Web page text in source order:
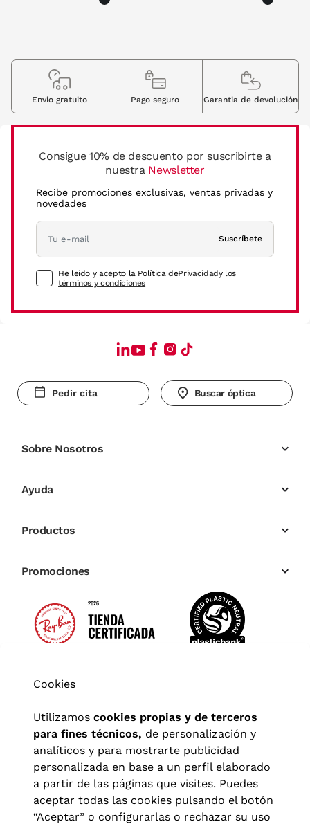
Consigue 10% de descuento por suscribirte a
nuestra Newsletter
Recibe promociones exclusivas, ventas privadas y
novedades
Suscríbete
He leído y acepto la Política dePrivacidady los
términos y condiciones
Envio gratuito Pago seguro Garantia de devolución
Pedir cita Buscar óptica
Sobre Nosotros
Ayuda
Productos
Promociones
Cookies
Utilizamos cookies propias y de terceros
para fines técnicos, de personalización y
analíticos y para mostrarte publicidad
personalizada en base a un perfil elaborado
a partir de las páginas que visites. Puedes
aceptar todas las cookies pulsando el botón
“Aceptar” o configurarlas o rechazar su uso